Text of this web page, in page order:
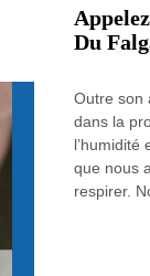
Du
Outre son
dans la
que nous
respirer.